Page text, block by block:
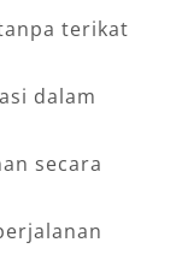
terikat
dalam
secara